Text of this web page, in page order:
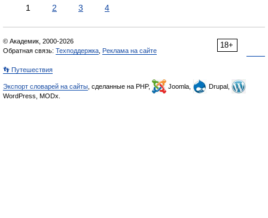
1 2 3 4
18+
© Академик, 2000-2026
Обратная связь: Техподдержка Реклама на сайте
👣 Путешествия
Экспорт словарей на сайты , сделанные на PHP, Joomla,
Drupal,
WordPress, MODx.